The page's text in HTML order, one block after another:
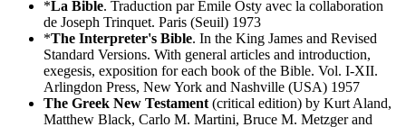
*La Bible. Traduction par Émile Osty avec la collaboration
de Joseph Trinquet. Paris (Seuil) 1973
*The Interpreter's Bible. In the King James and Revised
Standard Versions. With general articles and introduction,
exegesis, exposition for each book of the Bible. Vol. I-XII.
Arlingdon Press, New York and Nashville (USA) 1957
The Greek New Testament (critical edition) by Kurt Aland,
Matthew Black, Carlo M. Martini, Bruce M. Metzger and